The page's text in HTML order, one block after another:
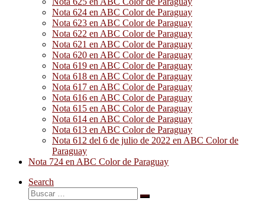
Nota 624 en ABC Color de Paraguay
Nota 623 en ABC Color de Paraguay
Nota 622 en ABC Color de Paraguay
Nota 621 en ABC Color de Paraguay
Nota 620 en ABC Color de Paraguay
Nota 619 en ABC Color de Paraguay
Nota 618 en ABC Color de Paraguay
Nota 617 en ABC Color de Paraguay
Nota 616 en ABC Color de Paraguay
Nota 615 en ABC Color de Paraguay
Nota 614 en ABC Color de Paraguay
Nota 613 en ABC Color de Paraguay
Nota 612 del 6 de julio de 2022 en ABC Color de
Paraguay
Nota 724 en ABC Color de Paraguay
Search
Buscar
Buscar